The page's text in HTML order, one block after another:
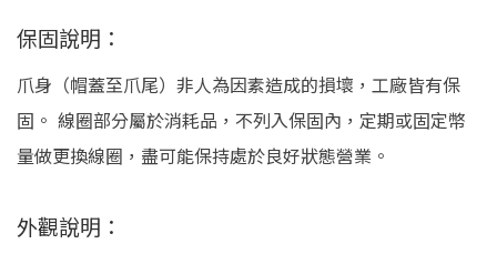
保固說明：
爪身（帽蓋至爪尾）非人為因素造成的損壞，工廠皆有保
固。 線圈部分屬於消耗品，不列入保固內，定期或固定幣
量做更換線圈，盡可能保持處於良好狀態營業。
外觀說明：